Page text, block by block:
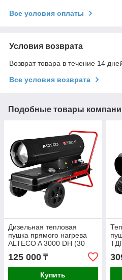
Все условия оплаты
Условия возврата
Возврат товара в течение 14
Все условия возврата
Подобные товары
Дизельная тепловая
пушка прямого нагрева
ALTECO A 3000 DH (30
125 000 ₸
Купить